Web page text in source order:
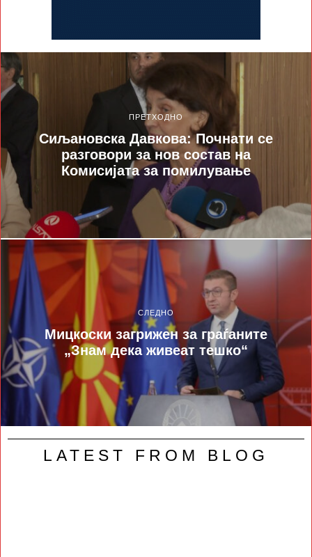
ПРЕТХОДНО
Сиљановска Давкова: Почнати се
разговори за нов состав на
Комисијата за помилување
СЛЕДНО
Мицкоски загрижен за граѓаните
„Знам дека живеат тешко“
LATEST FROM BLOG